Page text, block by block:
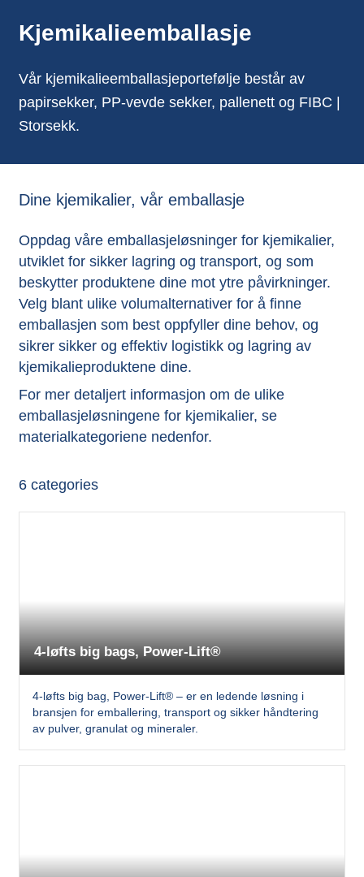
Kjemikalieemballasje
Vår kjemikalieemballasjeportefølje består av
papirsekker, PP-vevde sekker, pallenett og FIBC |
Storsekk.
Dine kjemikalier, vår emballasje
Oppdag våre emballasjeløsninger for kjemikalier,
utviklet for sikker lagring og transport, og som
beskytter produktene dine mot ytre påvirkninger.
Velg blant ulike volumalternativer for å finne
emballasjen som best oppfyller dine behov, og
sikrer sikker og effektiv logistikk og lagring av
kjemikalieproduktene dine.
For mer detaljert informasjon om de ulike
emballasjeløsningene for kjemikalier, se
materialkategoriene nedenfor.
6categories
4-løfts big bags, Power-Lift®
4-løfts big bag, Power-Lift® – er en ledende løsning i
bransjen for emballering, transport og sikker håndtering
av pulver, granulat og mineraler.